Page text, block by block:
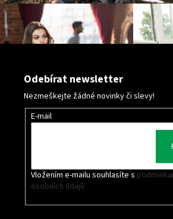
Odebírat newsletter
Nezmeškejte žádné novinky či slevy!
E-mail
Vložením e-mailu souhlasíte s
osobních údajů